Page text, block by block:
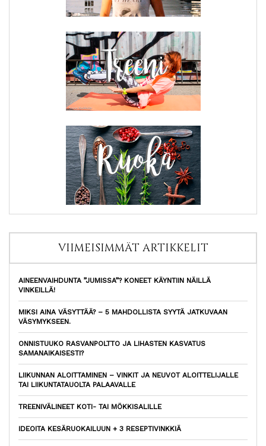
VIIMEISIMMÄT ARTIKKELIT
AINEENVAIHDUNTA ”JUMISSA”? KONEET KÄYNTIIN NÄILLÄ
VINKEILLÄ!
MIKSI AINA VÄSYTTÄÄ? – 5 MAHDOLLISTA SYYTÄ JATKUVAAN
VÄSYMYKSEEN.
ONNISTUUKO RASVANPOLTTO JA LIHASTEN KASVATUS
SAMANAIKAISESTI?
LIIKUNNAN ALOITTAMINEN – VINKIT JA NEUVOT ALOITTELIJALLE
TAI LIIKUNTATAUOLTA PALAAVALLE
TREENIVÄLINEET KOTI- TAI MÖKKISALILLE
IDEOITA KESÄRUOKAILUUN + 3 RESEPTIVINKKIÄ